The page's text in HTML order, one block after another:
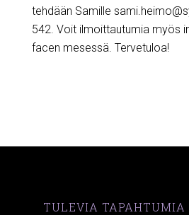
tehdään Samille
542. Voit ilmoittautumia myös
facen mesessä. Tervetuloa!
TULEVIA TAPAHTUMIA